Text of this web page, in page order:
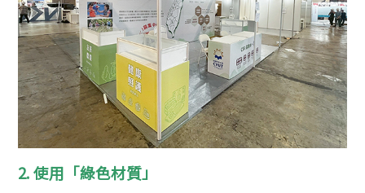
2. 使用「綠色材質」